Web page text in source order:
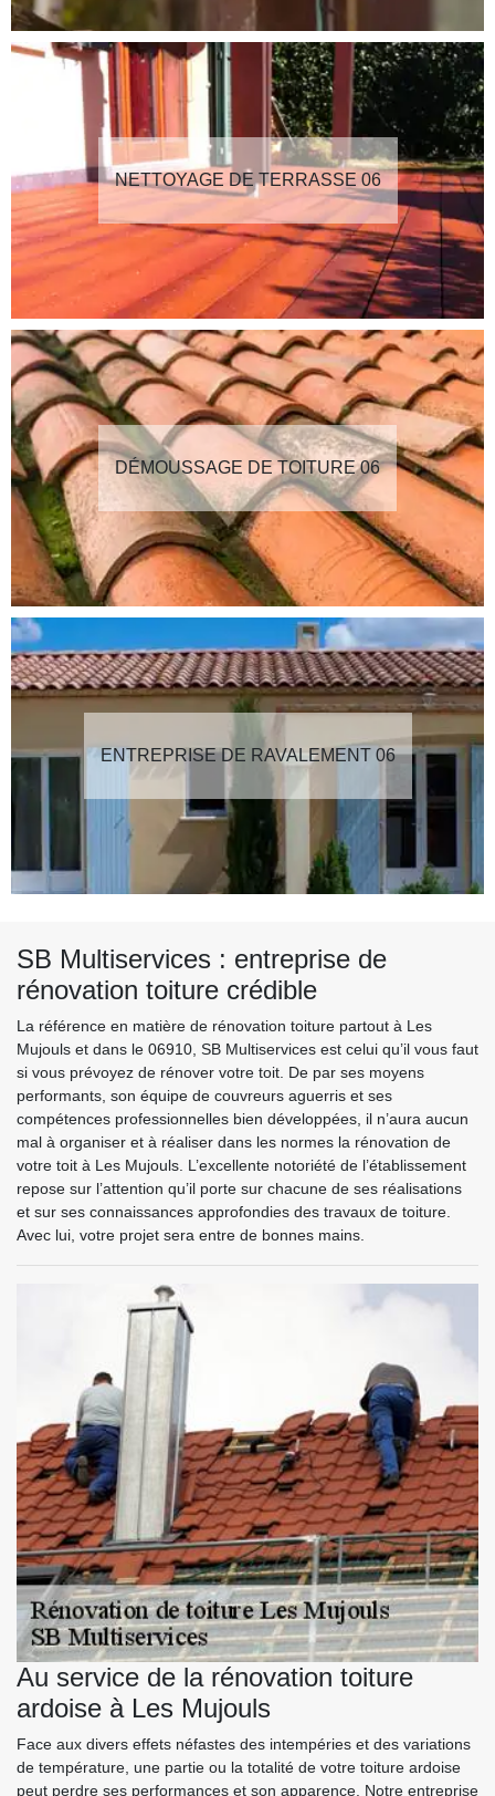
NETTOYAGE DE TERRASSE 06
DÉMOUSSAGE DE TOITURE 06
ENTREPRISE DE RAVALEMENT 06
SB Multiservices : entreprise de
rénovation toiture crédible
La référence en matière de rénovation toiture partout à Les
Mujouls et dans le 06910, SB Multiservices est celui qu’il vous faut
si vous prévoyez de rénover votre toit. De par ses moyens
performants, son équipe de couvreurs aguerris et ses
compétences professionnelles bien développées, il n’aura aucun
mal à organiser et à réaliser dans les normes la rénovation de
votre toit à Les Mujouls. L’excellente notoriété de l’établissement
repose sur l’attention qu’il porte sur chacune de ses réalisations
et sur ses connaissances approfondies des travaux de toiture.
Avec lui, votre projet sera entre de bonnes mains.
Au service de la rénovation toiture
ardoise à Les Mujouls
Face aux divers effets néfastes des intempéries et des variations
de température, une partie ou la totalité de votre toiture ardoise
peut perdre ses performances et son apparence. Notre entreprise